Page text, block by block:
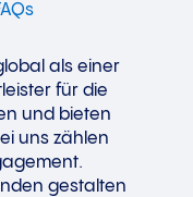
als einer
für die
und bieten
uns zählen
gestalten